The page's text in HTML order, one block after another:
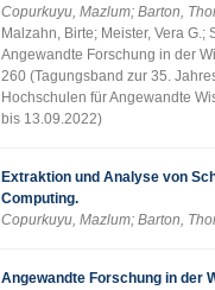
Copurkuyu, Mazlum; Barton,
Malzahn, Birte; Meister, Vera
Angewandte Forschung in der
260 (Tagungsband zur 35.
Hochschulen für Angewandte
bis 13.09.2022)
Extraktion und Analyse von
Computing.
Copurkuyu, Mazlum; Barton,
Angewandte Forschung in der